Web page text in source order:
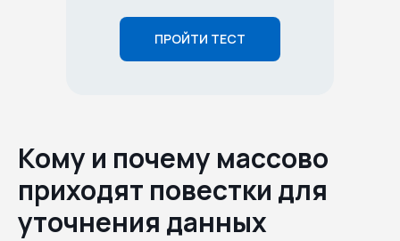
ПРОЙТИ ТЕСТ
Кому и почему массово
приходят повестки для
уточнения данных